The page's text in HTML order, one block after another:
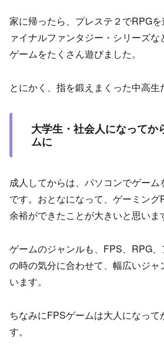
家に帰ったら、プレステ２でRPG
ァイナルファンタジー・シリーズ
ゲームをたくさん遊びました。
とにかく、指を鍛えまくった中高生
大学生・社会人になってか
ムに
成人してからは、パソコンでゲー
です。おとなになって、ゲーミン
余裕ができたことが大きいと思いま
ゲームのジャンルも、FPS、RPG
の時の気分に合わせて、幅広いジャ
います。
ちなみにFPSゲームは大人になっ
す。